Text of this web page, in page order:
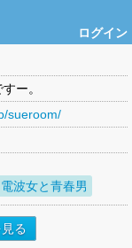
ログイン
ー。
sueroom/
電波女と青春男
る